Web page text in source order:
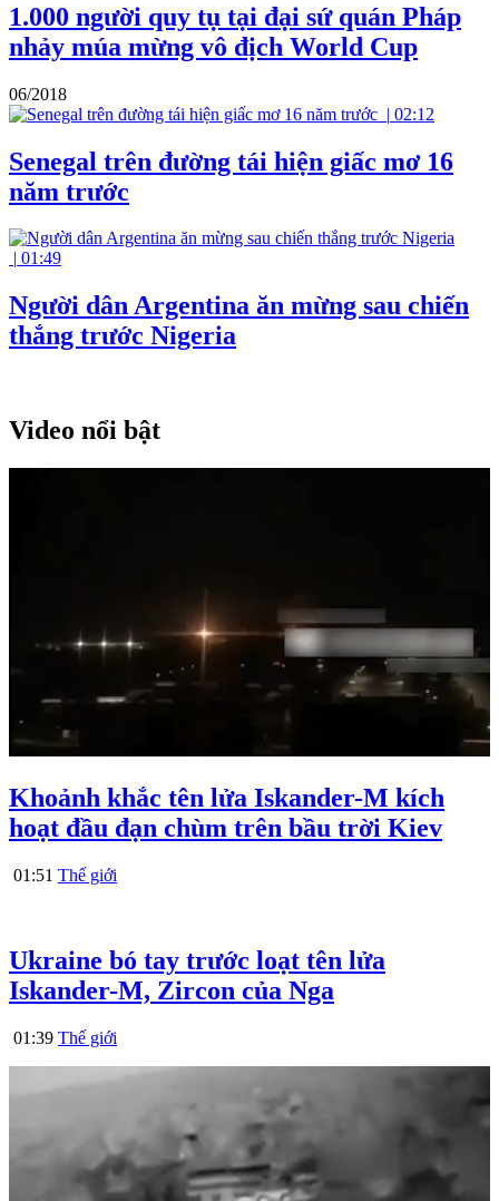
1.000 người quy tụ tại đại sứ quán Pháp
nhảy múa mừng vô địch World Cup
06/2018
| 02:12
Senegal trên đường tái hiện giấc mơ 16
năm trước
| 01:49
Người dân Argentina ăn mừng sau chiến
thắng trước Nigeria
Video nổi bật
Khoảnh khắc tên lửa Iskander-M kích
hoạt đầu đạn chùm trên bầu trời Kiev
01:51 Thế giới
Ukraine bó tay trước loạt tên lửa
Iskander-M, Zircon của Nga
01:39 Thế giới